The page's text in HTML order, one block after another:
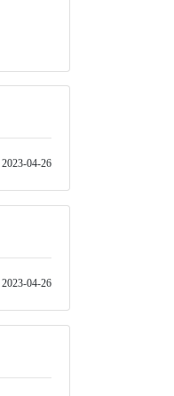
2023-04-26
2023-04-26